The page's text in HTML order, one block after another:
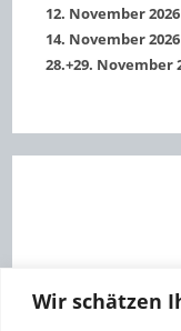
Wir schätzen
12. November 2026
14. November 2026
28.+29. November